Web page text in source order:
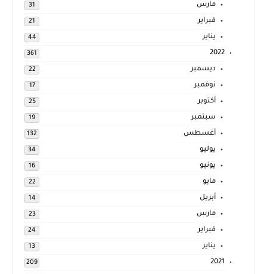
مارس 31
فبراير 21
يناير 44
2022
361
ديسمبر 22
نوفمبر 17
أكتوبر 25
سبتمبر 19
أغسطس 132
يوليو 34
يونيو 16
مايو 22
أبريل 14
مارس 23
فبراير 24
يناير 13
2021
209